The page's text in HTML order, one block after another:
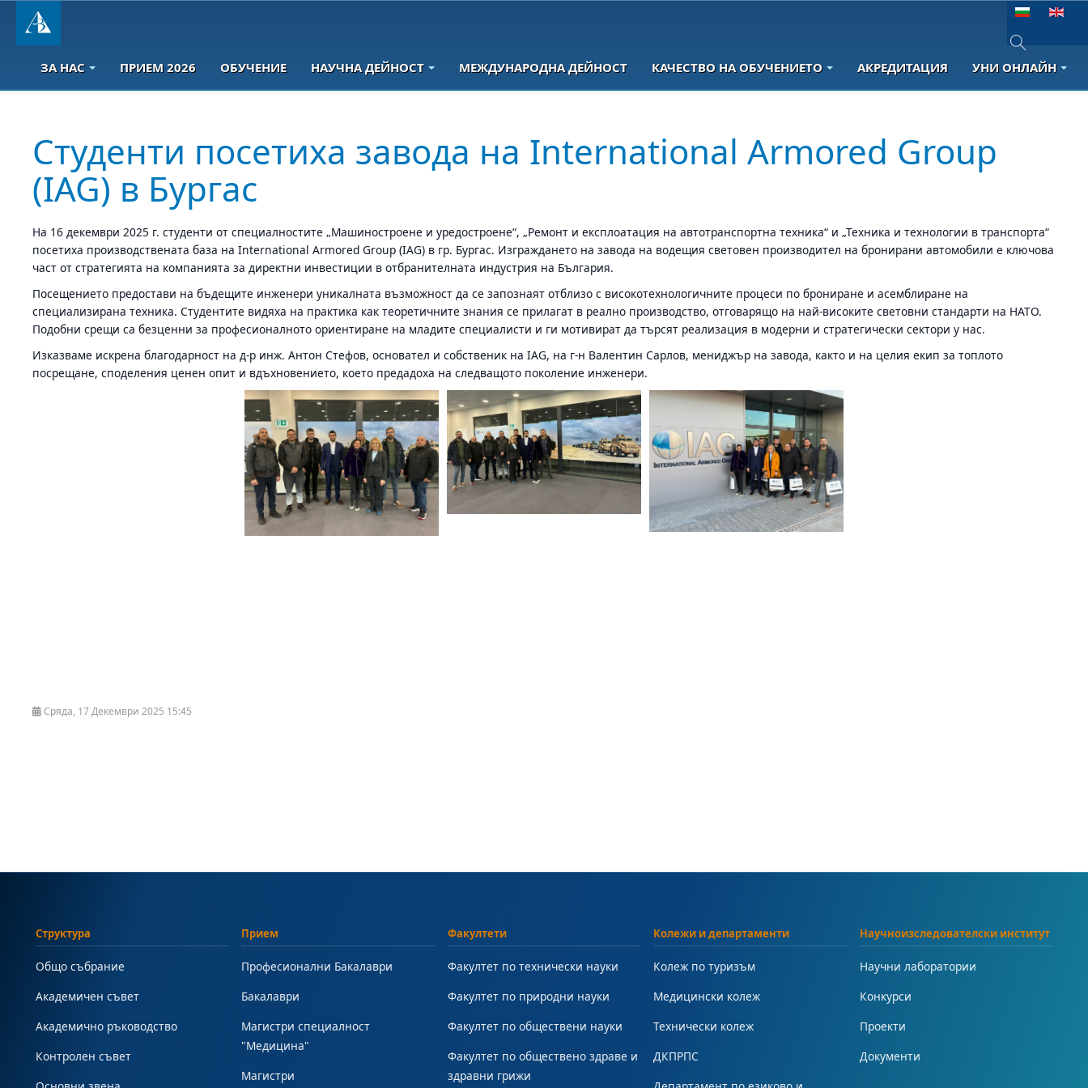
Изберете език
Type 2 or
ЗА НАС ПРИЕМ 2026 ОБУЧЕНИЕ НАУЧНА ДЕЙНОСТ МЕЖДУНАРОДНА ДЕЙНОСТ КАЧЕСТВО НА ОБУЧЕНИЕТО АКРЕДИТАЦИЯ УНИ ОНЛАЙН
Студенти посетиха завода на International Armored Group
(IAG) в Бургас
На 16 декември 2025 г. студенти от специалностите „Машиностроене и уредостроене“, „Ремонт и експлоатация на автотранспортна техника“ и „Техника и технологии в транспорта“
посетиха производствената база на International Armored Group (IAG) в гр. Бургас. Изграждането на завода на водещия световен производител на бронирани автомобили е ключова
част от стратегията на компанията за директни инвестиции в отбранителната индустрия на България.
Посещението предостави на бъдещите инженери уникалната възможност да се запознаят отблизо с високотехнологичните процеси по брониране и асемблиране на
специализирана техника. Студентите видяха на практика как теоретичните знания се прилагат в реално производство, отговарящо на най-високите световни стандарти на НАТО.
Подобни срещи са безценни за професионалното ориентиране на младите специалисти и ги мотивират да търсят реализация в модерни и стратегически сектори у нас.
Изказваме искрена благодарност на д-р инж. Антон Стефов, основател и собственик на IAG, на г-н Валентин Сарлов, мениджър на завода, както и на целия екип за топлото
посрещане, споделения ценен опит и вдъхновението, което предадоха на следващото поколение инженери.
Сряда, 17 Декември 2025 15:45
Структура
Общо събрание
Академичен съвет
Академично ръководство
Контролен съвет
Прием
Професионални Бакалаври
Бакалаври
Магистри специалност
"Медицина"
Магистри
Факултети
Факултет по технически науки
Факултет по природни науки
Факултет по обществени науки
Факултет по обществено здраве и
здравни грижи
Колежи и департаменти
Колеж по туризъм
Медицински колеж
Технически колеж
ДКПРПС
Научноизследователски институт
Научни лаборатории
Конкурси
Проекти
Документи